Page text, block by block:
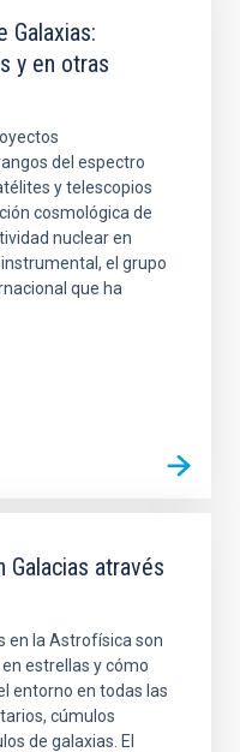
Galaxias:
y en otras
del espectro
y telescopios
cosmológica de
nuclear en
el grupo
que ha
Galacias através
en la Astrofísica son
estrellas y cómo
entorno en todas las
cúmulos
de galaxias. El